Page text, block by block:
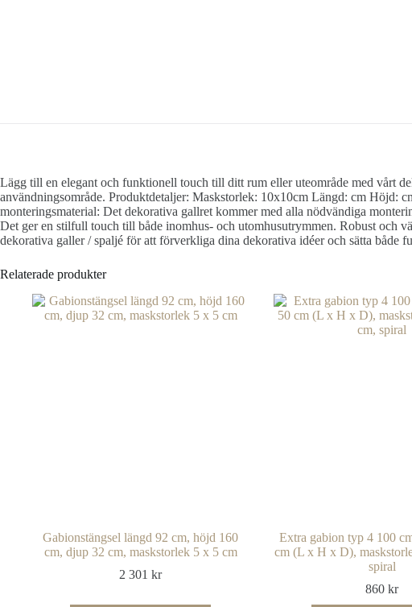
Lägg till en elegant och funktionell touch till ditt rum eller uteområde med vårt
användningsområde. Produktdetaljer: Maskstorlek: 10x10cm Längd: cm Höjd:
monteringsmaterial: Det dekorativa gallret kommer med alla nödvändiga
Det ger en stilfull touch till både inomhus- och utomhusutrymmen. Robust och
dekorativa galler / spaljé för att förverkliga dina dekorativa idéer och sätta både
Relaterade produkter
Gabionstängsel längd 92 cm, höjd 160
cm, djup 32 cm, maskstorlek 5 x 5 cm
2 301kr
Extra gabion typ 4 100
cm (L x H x D),
spiral
860kr